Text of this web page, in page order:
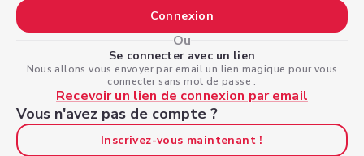
Connexion
Ou
Se connecter avec un lien
Nous allons vous envoyer par email un lien magique pour vous
connecter sans mot de passe :
Recevoir un lien de connexion par email
Vous n'avez pas de compte ?
Inscrivez-vous maintenant !